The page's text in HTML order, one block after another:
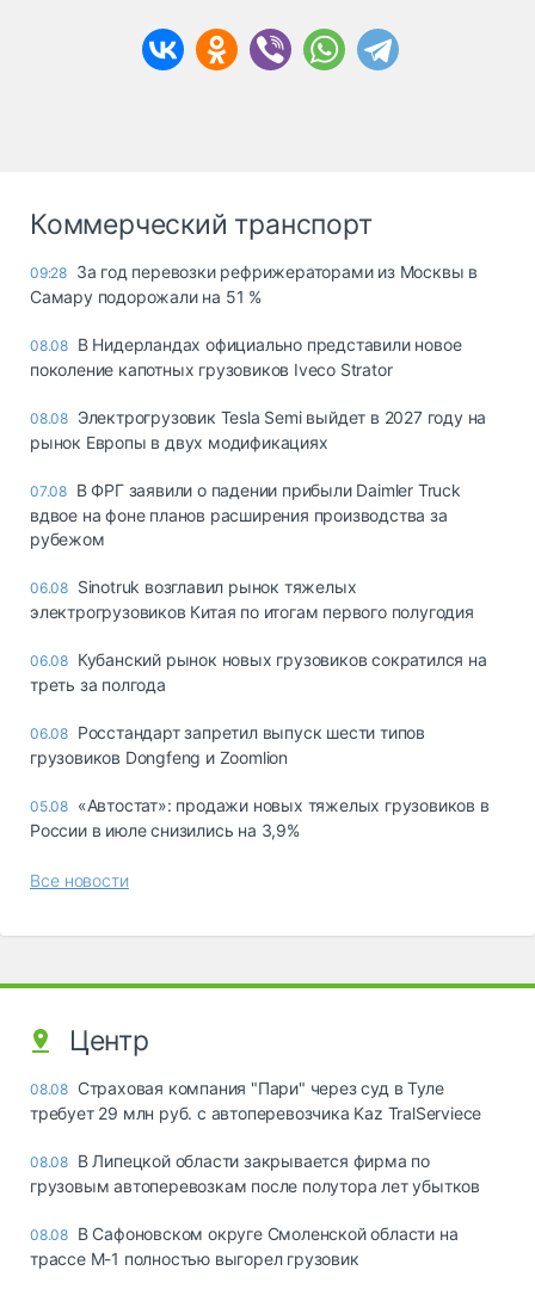
Коммерческий транспорт
09:28 За год перевозки рефрижераторами из Москвы в
Самару подорожали на 51 %
08.08 В Нидерландах официально представили новое
поколение капотных грузовиков Iveco Strator
08.08 Электрогрузовик Tesla Semi выйдет в 2027 году на
рынок Европы в двух модификациях
07.08 В ФРГ заявили о падении прибыли Daimler Truck
вдвое на фоне планов расширения производства за
рубежом
06.08 Sinotruk возглавил рынок тяжелых
электрогрузовиков Китая по итогам первого полугодия
06.08 Кубанский рынок новых грузовиков сократился на
треть за полгода
06.08 Росстандарт запретил выпуск шести типов
грузовиков Dongfeng и Zoomlion
05.08 «Автостат»: продажи новых тяжелых грузовиков в
России в июле снизились на 3,9%
Все новости
Центр
08.08 Страховая компания "Пари" через суд в Туле
требует 29 млн руб. с автоперевозчика Kaz TralServiece
08.08 В Липецкой области закрывается фирма по
грузовым автоперевозкам после полутора лет убытков
08.08 В Сафоновском округе Смоленской области на
трассе М-1 полностью выгорел грузовик